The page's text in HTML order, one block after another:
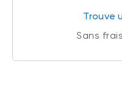
Trouve
Sans